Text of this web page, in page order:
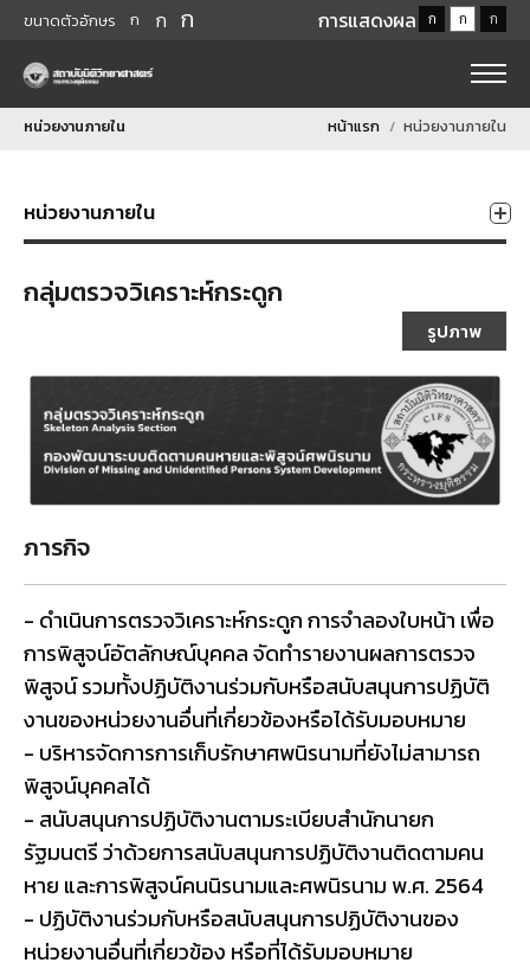
ขนาดตัวอักษร ก ก ก การแสดงผล ก ก ก
หน่วยงานภายใน หน้าแรก หน่วยงานภายใน
หน่วยงานภายใน
กลุ่มตรวจวิเคราะห์กระดูก
รูปภาพ
ภารกิจ
- ดำเนินการตรวจวิเคราะห์กระดูก การจำลองใบหน้า เพื่อ
การพิสูจน์อัตลักษณ์บุคคล จัดทำรายงานผลการตรวจ
พิสูจน์ รวมทั้งปฏิบัติงานร่วมกับหรือสนับสนุนการปฏิบัติ
งานของหน่วยงานอื่นที่เกี่ยวข้องหรือได้รับมอบหมาย
- บริหารจัดการการเก็บรักษาศพนิรนามที่ยังไม่สามารถ
พิสูจน์บุคคลได้
- สนับสนุนการปฏิบัติงานตามระเบียบสำนักนายก
รัฐมนตรี ว่าด้วยการสนับสนุนการปฏิบัติงานติดตามคน
หาย และการพิสูจน์คนนิรนามและศพนิรนาม พ.ศ. 2564
- ปฏิบัติงานร่วมกับหรือสนับสนุนการปฏิบัติงานของ
หน่วยงานอื่นที่เกี่ยวข้อง หรือที่ได้รับมอบหมาย